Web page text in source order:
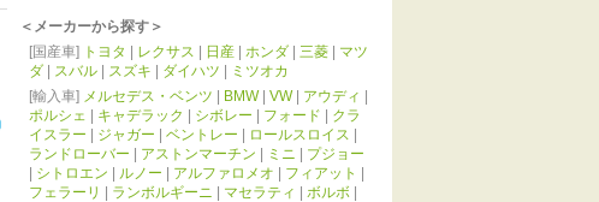
＜メーカーから探す＞
[国産車] トヨタ レクサス 日産 ホンダ 三菱
マツ
ダ
スバル スズキ ダイハツ
ミツオカ
[輸入車] メルセデス・ベンツ BMW| VW| アウディ
ポルシェ
キャデラック シボレー フォード
クラ
イスラー
ジャガー ベントレー ロールスロイス
ランドローバー
アストンマーチン ミニ
プジョー
シトロエン ルノー アルファロメオ フィアット
フェラーリ
ランボルギーニ マセラティ ボルボ